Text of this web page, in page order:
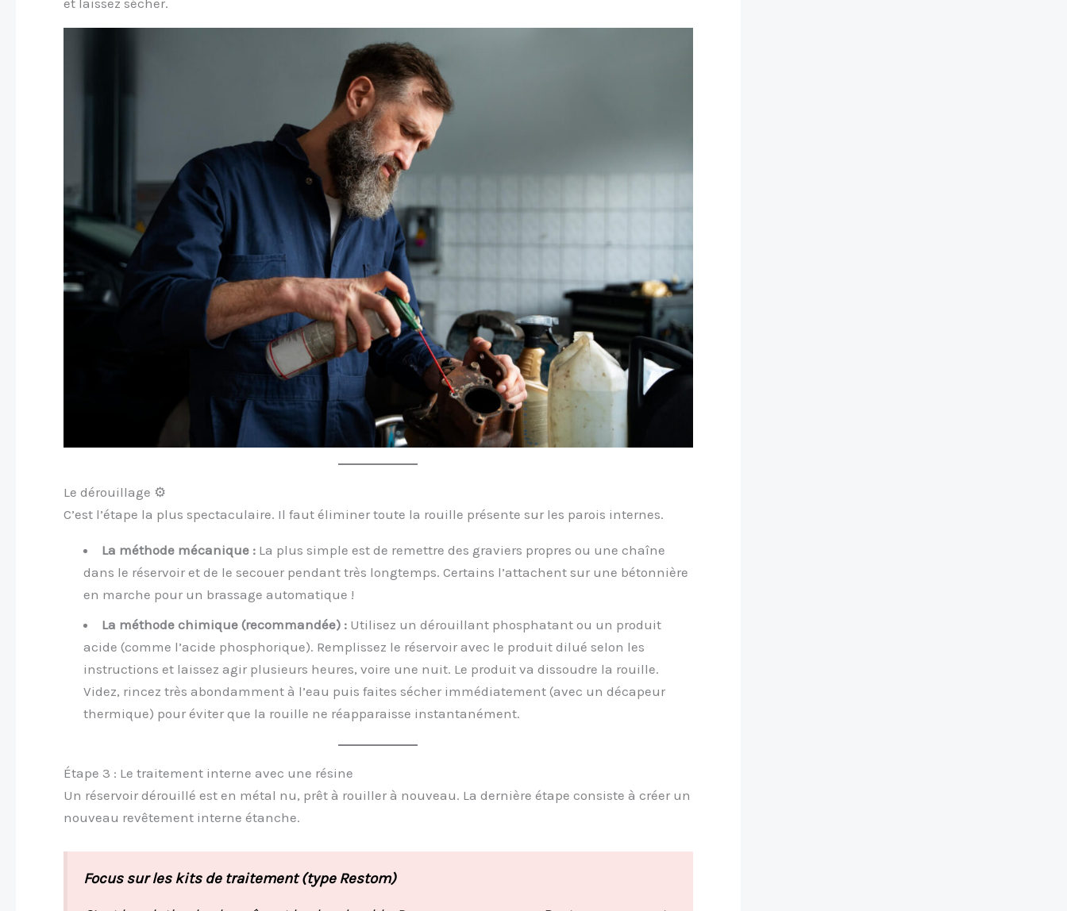
et laissez sécher.
Le dérouillage ⚙️
C’est l’étape la plus spectaculaire. Il faut éliminer toute la rouille présente sur les parois internes.
La méthode mécanique : La plus simple est de remettre des graviers propres ou une chaîne
dans le réservoir et de le secouer pendant très longtemps. Certains l’attachent sur une bétonnière
en marche pour un brassage automatique !
La méthode chimique (recommandée) : Utilisez un dérouillant phosphatant ou un produit
acide (comme l’acide phosphorique). Remplissez le réservoir avec le produit dilué selon les
instructions et laissez agir plusieurs heures, voire une nuit. Le produit va dissoudre la rouille.
Videz, rincez très abondamment à l’eau puis faites sécher immédiatement (avec un décapeur
thermique) pour éviter que la rouille ne réapparaisse instantanément.
Étape 3 : Le traitement interne avec une résine
Un réservoir dérouillé est en métal nu, prêt à rouiller à nouveau. La dernière étape consiste à créer un
nouveau revêtement interne étanche.
Focus sur les kits de traitement (type Restom)